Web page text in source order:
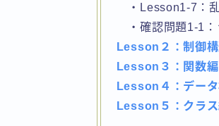
・Lesson1-7：
・確認問題1-1：
Lesson２：制御
Lesson３：関数編
Lesson４：デー
Lesson５： クラス